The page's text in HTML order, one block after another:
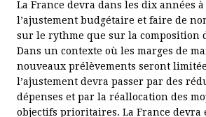
RÉPONDRE À L’INNOVATION
ÉNERGIE CENTRALISÉE OU
LA TRANSITION LYCÉE-
QUELLE POLITIQUE DU TEMPS
MOBILISER L'ÉPARGNE POUR LE
ÉLABORER UNE STRATÉGIE NATIONALE
La France devra dans les dix années
l’ajustement budgétaire et faire de
sur le rythme que sur la composition
Dans un contexte où les marges de
nouveaux prélèvements seront
l’ajustement devra passer par des
dépenses et par la réallocation des
objectifs prioritaires. La France devra